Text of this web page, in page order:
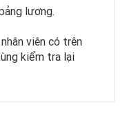
lương.
viên có trên
kiểm tra lại